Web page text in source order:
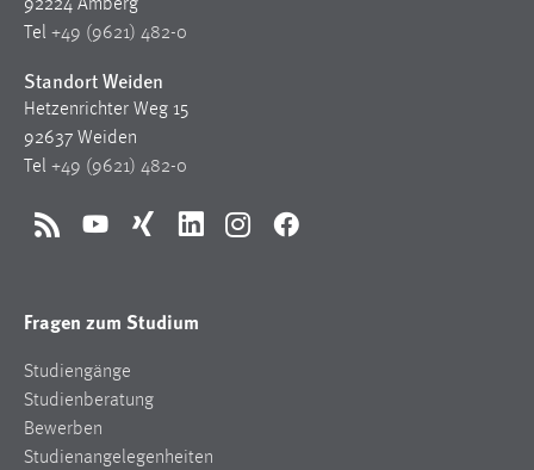
92224 Amberg
Tel +49 (9621) 482-0
Standort Weiden
Hetzenrichter Weg 15
92637 Weiden
Tel +49 (9621) 482-0
RSS YouTubeXing LinkedInInstagramFacebook
Fragen zum Studium
Studiengänge
Studienberatung
Bewerben
Studienangelegenheiten